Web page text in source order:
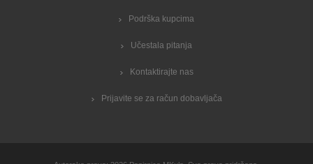
Podrška kupcima
Učestala pitanja
Kontaktirajte nas
Prijavite se za račun dobavljača